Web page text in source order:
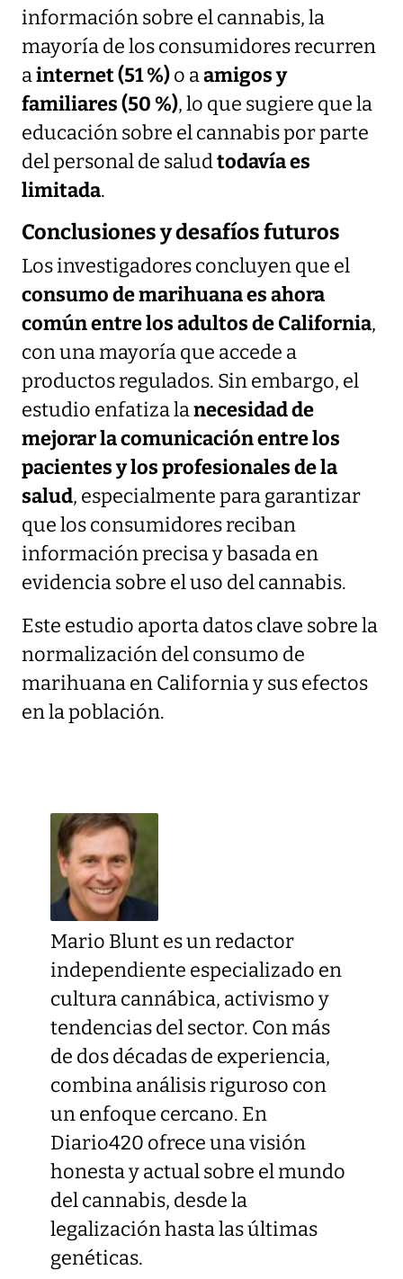
información sobre el cannabis, la
mayoría de los consumidores recurren
ainternet (51 %)o aamigos y
familiares (50 %), lo que sugiere que la
educación sobre el cannabis por parte
del personal de saludtodavía es
limitada.
Conclusiones y desafíos futuros
Los investigadores concluyen que el
consumo de marihuana es ahora
común entre los adultos de California,
con una mayoría que accede a
productos regulados. Sin embargo, el
estudio enfatiza lanecesidad de
mejorar la comunicación entre los
pacientes y los profesionales de la
salud, especialmente para garantizar
que los consumidores reciban
información precisa y basada en
evidencia sobre el uso del cannabis.
Este estudio aporta datos clave sobre la
normalización del consumo de
marihuana en California y sus efectos
en la población.
Mario Blunt es un redactor
independiente especializado en
cultura cannábica, activismo y
tendencias del sector. Con más
de dos décadas de experiencia,
combina análisis riguroso con
un enfoque cercano. En
Diario420 ofrece una visión
honesta y actual sobre el mundo
del cannabis, desde la
legalización hasta las últimas
genéticas.